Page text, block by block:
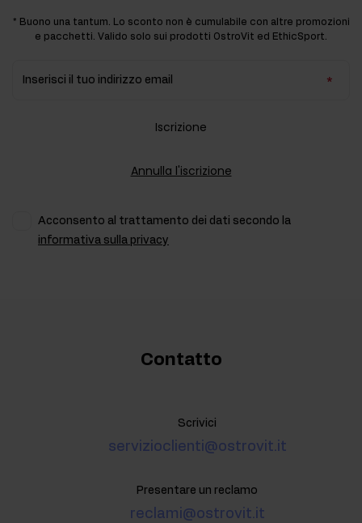
* Buono una tantum. Lo sconto non è cumulabile con altre promozioni
e pacchetti. Valido solo sui prodotti OstroVit ed EthicSport.
Inserisci il tuo indirizzo email
Iscrizione
Annulla l'iscrizione
Acconsento al trattamento dei dati secondo la
informativa sulla privacy
Contatto
Scrivici
servizioclienti@ostrovit.it
Presentare un reclamo
reclami@ostrovit.it